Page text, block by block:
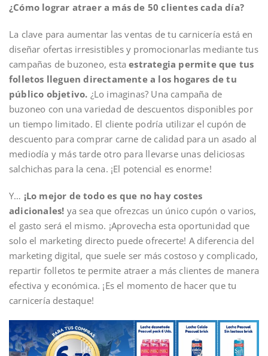
¿Cómo lograr atraer a más de 50 clientes cada día?
La clave para aumentar las ventas de tu carnicería está en
diseñar ofertas irresistibles y promocionarlas mediante tus
campañas de buzoneo, estaestrategia permite que tus
folletos lleguen directamente a los hogares de tu
público objetivo. ¿Lo imaginas? Una campaña de
buzoneo con una variedad de descuentos disponibles por
un tiempo limitado. El cliente podría utilizar el cupón de
descuento para comprar carne de calidad para un asado al
mediodía y más tarde otro para llevarse unas deliciosas
salchichas para la cena. ¡El potencial es enorme!
Y… ¡Lo mejor de todo es que no hay costes
adicionales! ya sea que ofrezcas un único cupón o varios,
el gasto será el mismo. ¡Aprovecha esta oportunidad que
solo el marketing directo puede ofrecerte! A diferencia del
marketing digital, que suele ser más costoso y complicado,
repartir folletos te permite atraer a más clientes de manera
efectiva y económica. ¡Es el momento de hacer que tu
carnicería destaque!